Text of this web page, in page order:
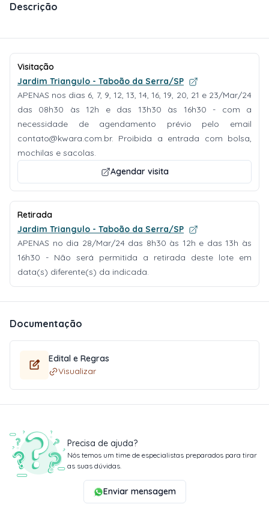
Descrição
Visitação
Jardim Triangulo - Taboão da Serra/SP
APENAS nos dias 6, 7, 9, 12, 13, 14, 16, 19, 20, 21 e 23/Mar/24
das 08h30 às 12h e das 13h30 às 16h30 - com a
necessidade de agendamento prévio pelo email
contato@kwara.com.br. Proibida a entrada com bolsa,
mochilas e sacolas.
Agendar visita
Retirada
Jardim Triangulo - Taboão da Serra/SP
APENAS no dia 28/Mar/24 das 8h30 às 12h e das 13h às
16h30 - Não será permitida a retirada deste lote em
data(s) diferente(s) da indicada.
Documentação
Edital e Regras
Visualizar
Precisa de ajuda?
Nós temos um time de especialistas preparados para tirar
as suas dúvidas.
Enviar mensagem